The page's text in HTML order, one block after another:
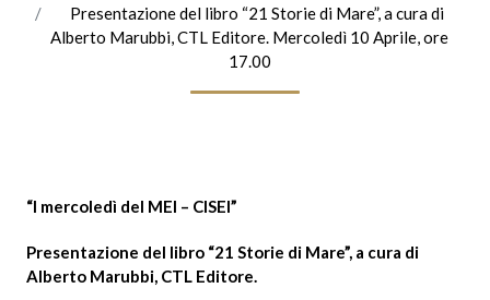
Presentazione del libro “21 Storie di Mare”, a cura di
Alberto Marubbi, CTL Editore. Mercoledì 10 Aprile, ore
17.00
“I mercoledì del MEI – CISEI”
Presentazione del libro “21 Storie di Mare”, a cura di
Alberto Marubbi, CTL Editore.